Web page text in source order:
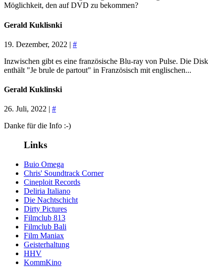
Möglichkeit, den auf DVD zu bekommen?
Gerald Kuklisnki
19. Dezember, 2022 | #
Inzwischen gibt es eine französische Blu-ray von Pulse. Die Disk
enthält "Je brule de partout" in Französisch mit englischen...
Gerald Kuklinski
26. Juli, 2022 | #
Danke für die Info :-)
Links
Buio Omega
Chris' Soundtrack Corner
Cineploit Records
Deliria Italiano
Die Nachtschicht
Dirty Pictures
Filmclub 813
Filmclub Bali
Film Maniax
Geisterhaltung
HHV
KommKino